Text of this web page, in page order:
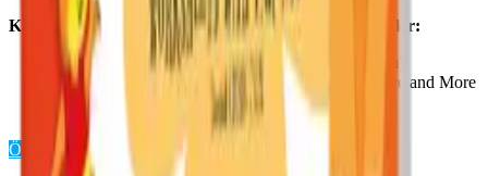
Kitabımızı zenginleştiren dijital destekleyici materyaller:
İnteraktif akıllı tahta uygulaması (kurmayokul.com)
Ses dosyalarının bulunduğu mobil uygulama (More and More
Audio)
Örnek Sayfaları Aç